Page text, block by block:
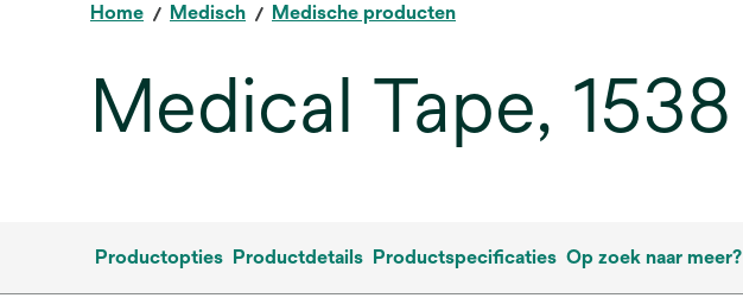
Home Medisch Medische producten
Medical Tape, 1538
Productopties Productdetails Productspecificaties Op zoek naar meer?